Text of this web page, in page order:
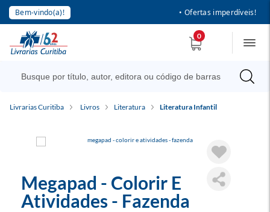
Bem-vindo(a)! • Ofertas imperdíveis!
0
Livrarias Curitiba Livros Literatura Literatura Infantil
Megapad - Colorir E
Atividades - Fazenda